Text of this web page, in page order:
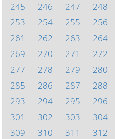
245
246 247 248
253
254 255 256
261
262 263 264
269
270 271 272
277
278 279 280
285
286 287 288
293
294 295 296
301
302 303 304
309
310 311 312